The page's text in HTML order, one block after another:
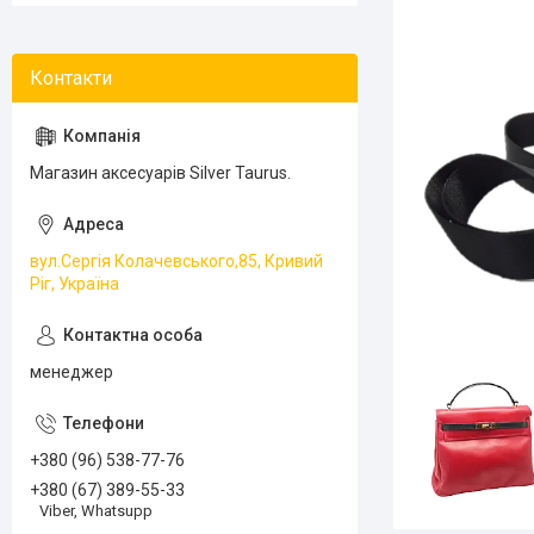
Магазин аксесуарів Silver Taurus.
вул.Сергія Колачевського,85, Кривий
Ріг, Україна
менеджер
+380 (96) 538-77-76
+380 (67) 389-55-33
Viber, Whatsupp